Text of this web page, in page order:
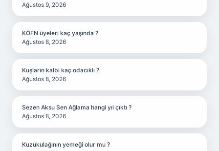
Ağustos 9, 2026
KÖFN üyeleri kaç yaşında ?
Ağustos 8, 2026
Kuşların kalbi kaç odacıklı ?
Ağustos 8, 2026
Sezen Aksu Sen Ağlama hangi yıl çıktı ?
Ağustos 8, 2026
Kuzukulağının yemeği olur mu ?